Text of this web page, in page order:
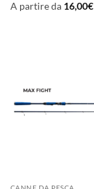
A partire da 16,00€